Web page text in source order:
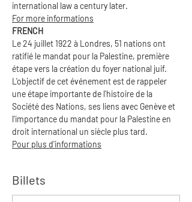
international law a century later.
For more informations
FRENCH
Le 24 juillet 1922 à Londres, 51 nations ont
ratifié le mandat pour la Palestine, première
étape vers la création du foyer national juif.
L'objectif de cet événement est de rappeler
une étape importante de l'histoire de la
Société des Nations, ses liens avec Genève et
l'importance du mandat pour la Palestine en
droit international un siècle plus tard.
Pour plus d'informations
Billets